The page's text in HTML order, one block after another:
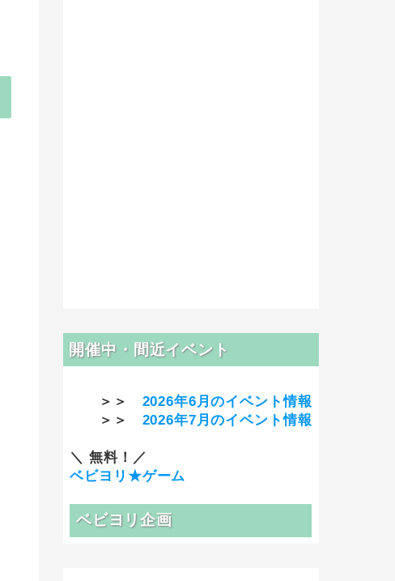
開催中・間近イベント
＞＞ 2026年6月のイベント情報
＞＞ 2026年7月のイベント情報
＼ 無料！／
ベビヨリ★ゲーム
ベビヨリ企画